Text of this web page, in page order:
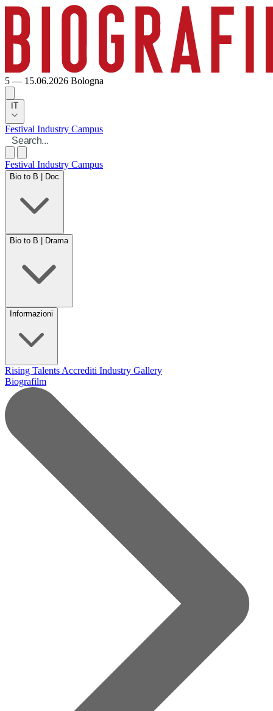
5 — 15.06.2026 Bologna
IT
Festival Industry Campus
Festival Industry Campus
Bio to B | Doc
Bio to B | Drama
Informazioni
Rising Talents Accrediti Industry Gallery
Biografilm